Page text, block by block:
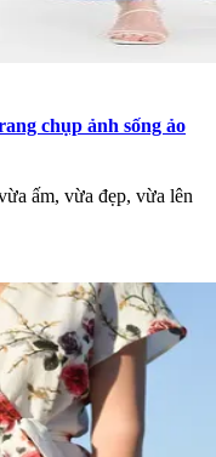
chụp ảnh sống ảo
ấm, vừa đẹp, vừa lên